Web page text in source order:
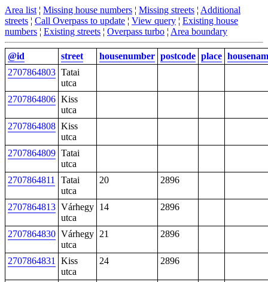
Area list ¦ Missing house numbers ¦ Missing streets ¦ Additional
streets ¦ Call Overpass to update ¦ View query ¦ Existing house
numbers ¦ Existing streets ¦ Overpass turbo ¦ Area boundary
@id street housenumber postcode place
2707864803 Tatai
utca
2707864806 Kiss
utca
2707864808 Kiss
utca
2707864809 Tatai
utca
2707864811
Tatai
utca
20 2896
2707864813 Várhegy
utca
14 2896
2707864830 Várhegy
utca
21 2896
2707864831
Kiss
utca
24 2896